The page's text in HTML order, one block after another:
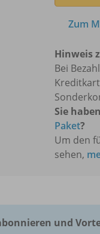
Zum
Hinweis
Bei
Sie
Paket?
Um den
sehen,
und